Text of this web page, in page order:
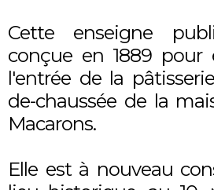
Cette enseigne
conçue en 1889 pour
l'entrée de la
de-chaussée de la
Macarons.
Elle est à nouveau